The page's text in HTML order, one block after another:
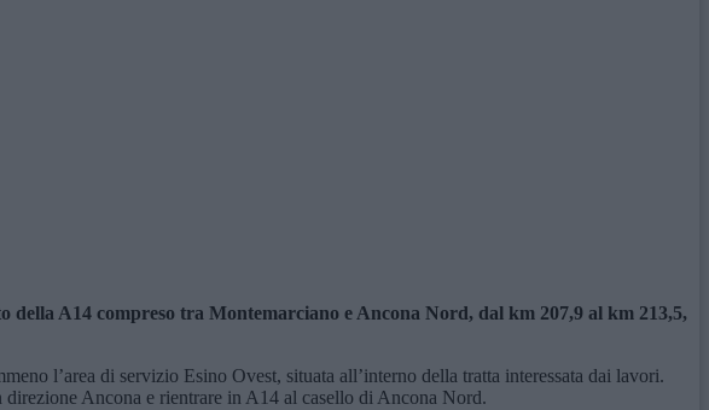
A14 compreso tra Montemarciano e Ancona Nord, dal km 207,9 al km 213,5,
l’area di servizio Esino Ovest, situata all’interno della tratta interessata dai lavori.
Ancona e rientrare in A14 al casello di Ancona Nord.